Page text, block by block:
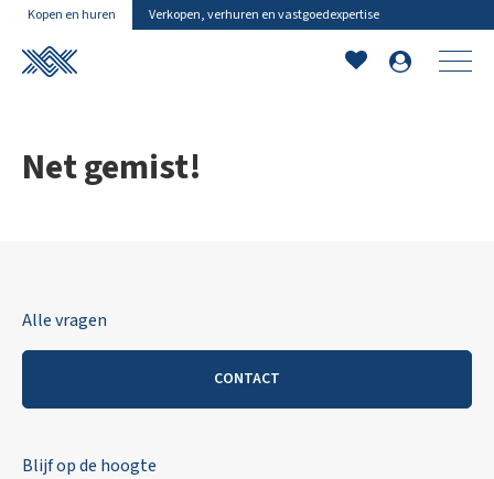
Kopen en huren Verkopen, verhuren en vastgoedexpertise
Net gemist!
Alle vragen
CONTACT
Blijf op de hoogte